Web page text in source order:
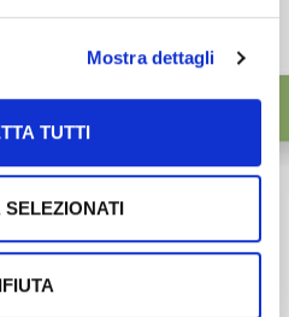
Mostra dettagli
TUTTI
SELEZIONATI